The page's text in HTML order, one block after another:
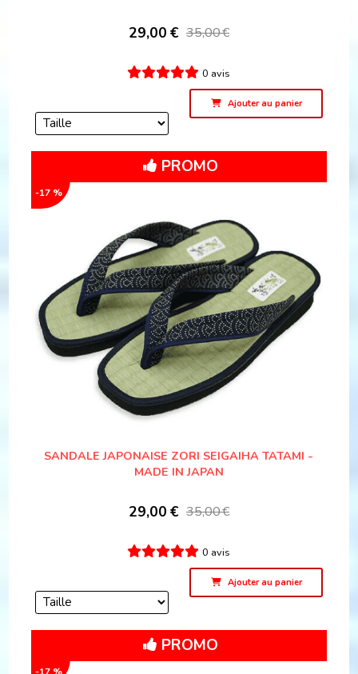
29,00 € 35,00€
0 avis
Ajouter au panier
PROMO
-17 %
SANDALE JAPONAISE ZORI SEIGAIHA TATAMI -
MADE IN JAPAN
29,00 € 35,00€
0 avis
Ajouter au panier
PROMO